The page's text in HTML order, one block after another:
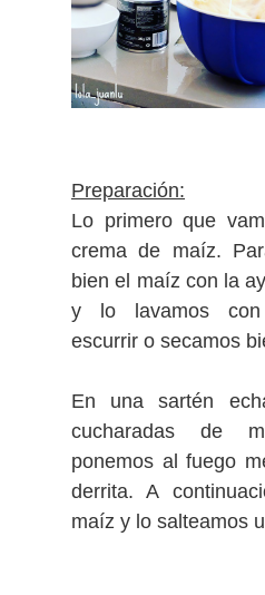
Preparación:
Lo primero que
crema de maíz.
bien el maíz con la
y lo lavamos con
escurrir o secamos
En una sartén
cucharadas de
ponemos al fuego
derrita. A
maíz y lo salteamos